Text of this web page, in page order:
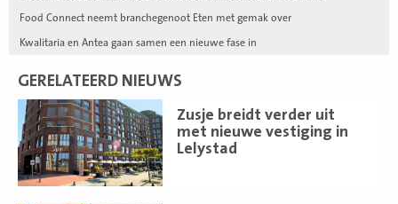
Food Connect neemt branchegenoot Eten met gemak over
Kwalitaria en Antea gaan samen een nieuwe fase in
GERELATEERD NIEUWS
Zusje breidt verder uit
met nieuwe vestiging in
Lelystad
Lees
meer